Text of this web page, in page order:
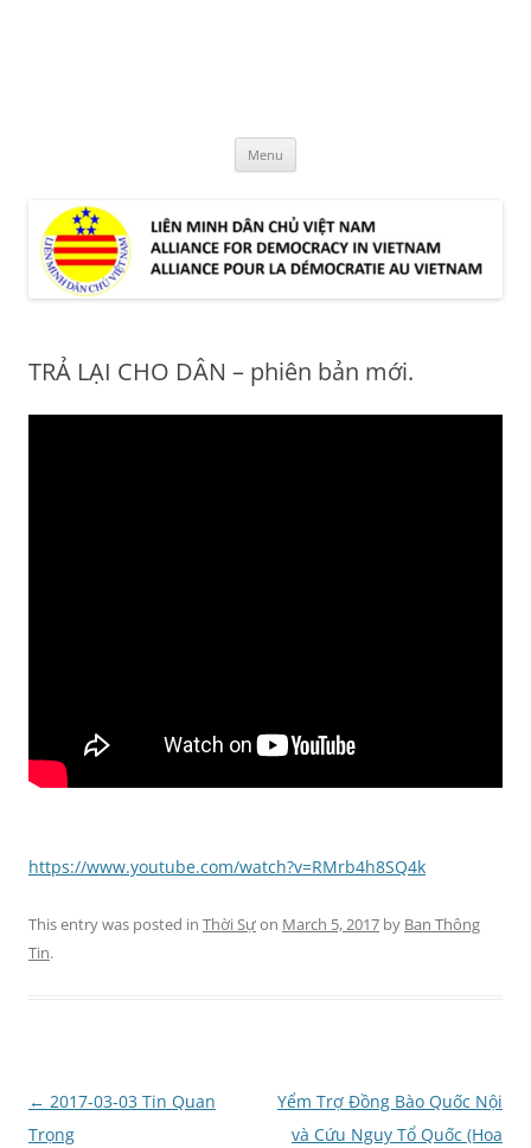
Menu
TRẢ LẠI CHO DÂN – phiên bản mới.
https://www.youtube.com/watch?v=RMrb4h8SQ4k
This entry was posted in Thời Sựon March 5, 2017 by Ban Thông
Tin.
Post
navigation
← 2017-03-03 Tin Quan
Trọng
Yểm Trợ Đồng Bào Quốc Nội
và Cứu Nguy Tổ Quốc (Hoa